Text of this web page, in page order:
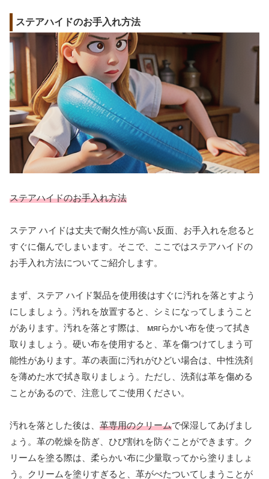
ステアハイドのお手入れ方法
ステアハイドのお手入れ方法
ステア ハイドは丈夫で耐久性が高い反面、お手入れを怠ると
すぐに傷んでしまいます。そこで、ここではステアハイドの
お手入れ方法についてご紹介します。
まず、ステア ハイド製品を使用後はすぐに汚れを落とすよう
にしましょう。汚れを放置すると、シミになってしまうこと
があります。汚れを落とす際は、 мягらかい布を使って拭き
取りましょう。硬い布を使用すると、革を傷つけてしまう可
能性があります。革の表面に汚れがひどい場合は、中性洗剤
を薄めた水で拭き取りましょう。ただし、洗剤は革を傷める
ことがあるので、注意してご使用ください。
汚れを落とした後は、 革専用のクリームで保湿してあげまし
ょう。革の乾燥を防ぎ、ひび割れを防ぐことができます。ク
リームを塗る際は、柔らかい布に少量取ってから塗りましょ
う。クリームを塗りすぎると、革がべたついてしまうことが